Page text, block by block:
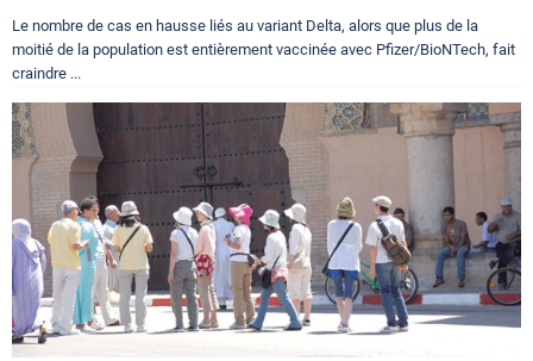
Le nombre de cas en hausse liés au variant Delta, alors que plus de la
moitié de la population est entièrement vaccinée avec Pfizer/BioNTech, fait
craindre ...